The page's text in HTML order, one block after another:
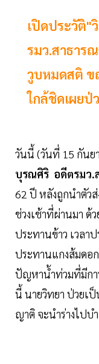
เปิดประวัติ"
รมว.สาธาร
วูบหมดสติ ข
ใกล้ชิดเผยป่
วันนี้ (วันที่ 15 กันย
บุรณศิริ อดีตรมว.
62 ปี หลังถูกนำตัวส่
ช่วงเช้าที่ผ่านมา ด้
ประทานข้าว เวลา
ประทานแกงส้มดอ
ปัญหาน้ำท่วมที่มีกา
นี้ นายวิทยา ป่วยเ
ญาติ จะนำร่างไป